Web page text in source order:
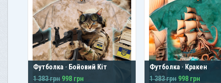
Футболка · Бойовий Кіт
1 383 грн 998 грн
Футболка · Кракен
1 383 грн 998 грн